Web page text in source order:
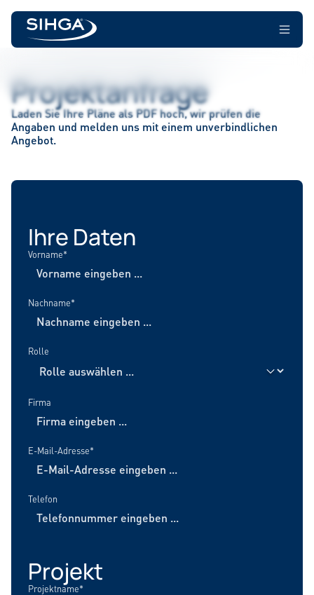
Projektanfrage
Laden Sie Ihre Pläne als PDF hoch, wir prüfen die
Angaben und melden uns mit einem unverbindlichen
Angebot.
Ihre Daten
Vorname*
Nachname*
Rolle
Firma
E-Mail-Adresse*
Telefon
Projekt
Projektname*